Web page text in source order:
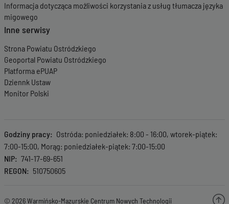
Informacja dotycząca możliwości korzystania z usług tłumacza języka
migowego
Inne serwisy
Strona Powiatu Ostródzkiego
Geoportal Powiatu Ostródzkiego
Platforma ePUAP
Dziennk Ustaw
Monitor Polski
Godziny pracy
Ostróda: poniedziałek: 8:00 - 16:00, wtorek-piątek:
7:00-15:00, Morąg: poniedziałek-piątek: 7:00-15:00
NIP
741-17-69-651
REGON
510750605
© 2026 Warmińsko-Mazurskie Centrum Nowych Technologii